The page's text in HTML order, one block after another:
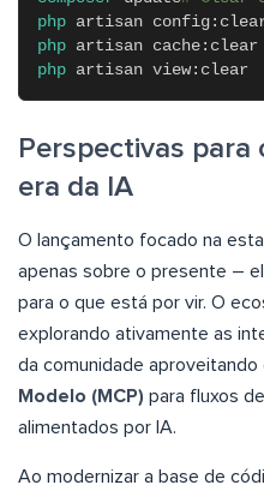
php artisan
php artisan cache:clear
php artisan view:clear
Perspectivas
era da IA
O lançamento focado na
apenas sobre o presente –
para o que está por vir. O
explorando ativamente as
da comunidade aproveitando
Modelo (MCP) para fluxos
alimentados por IA.
Ao modernizar a base de